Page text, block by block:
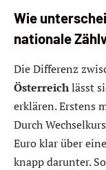
Wie
nationale
Die Differenz
Österreichlässt
erklären. Erstens
Durch
Euro klar über
knapp darunter.